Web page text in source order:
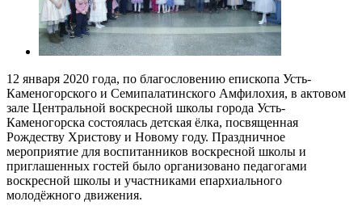
12 января 2020 года, по благословению епископа Усть-
Каменогорского и Семипалатинского Амфилохия, в актовом
зале Центральной воскресной школы города Усть-
Каменогорска состоялась детская ёлка, посвященная
Рождеству Христову и Новому году. Праздничное
мероприятие для воспитанников воскресной школы и
приглашенных гостей было организовано педагогами
воскресной школы и участниками епархиального
молодёжного движения.